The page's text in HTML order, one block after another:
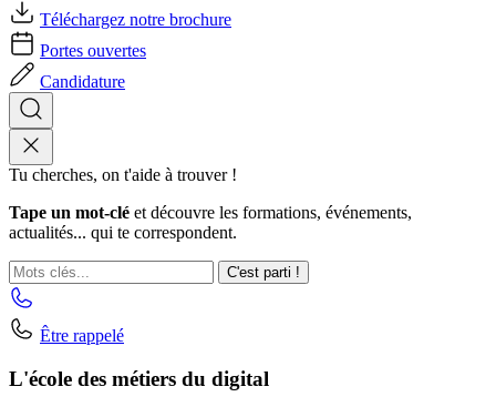
Téléchargez notre brochure
Portes ouvertes
Candidature
Tu cherches, on t'aide à trouver !
Tape un mot-clé et découvre les formations, événements,
actualités... qui te correspondent.
C'est parti !
Être rappelé
L'école des métiers du digital